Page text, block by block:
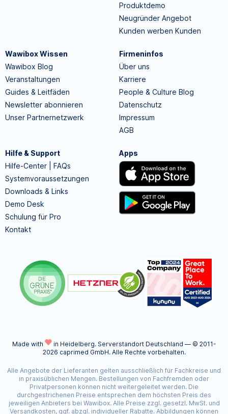
Produktdemo
Neugründer Angebot
Kunden werben Kunden
Wawibox Wissen
Wawibox Blog
Veranstaltungen
Guides & Leitfäden
Newsletter abonnieren
Unser Partnernetzwerk
Firmeninfos
Über uns
Karriere
People & Culture Blog
Datenschutz
Impressum
AGB
Hilfe & Support
Hilfe-Center | FAQs
Systemvoraussetzungen
Downloads & Links
Demo Desk
Schulung für Pro
Kontakt
Apps
Made with in Heidelberg. Serverstandort Deutschland — © 2011-
2026 caprimed GmbH. Alle Rechte vorbehalten.
Alle Angebote der Lieferanten gelten ausschließlich für Fachkreise und
in praxisüblichen Mengen. Bestellungen von Fachfremden oder
Privatpersonen können nicht weitergeleitet werden. Die
durchgestrichenen Preise entsprechen dem höchsten Preis des
jeweiligen Anbieters bei Wawibox. Alle Preise zzgl. gesetzl. MwSt. und
Versandkosten, ggf. abzgl. individueller Rabatte. Abbildungen können